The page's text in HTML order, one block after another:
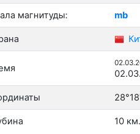
магнитуды: mb
10 км.